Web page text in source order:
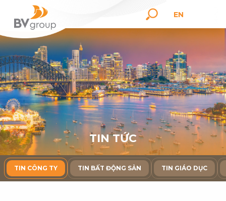
EN
TIN TỨC
TIN CÔNG TY TIN BẤT ĐỘNG SẢN TIN GIÁO DỤC